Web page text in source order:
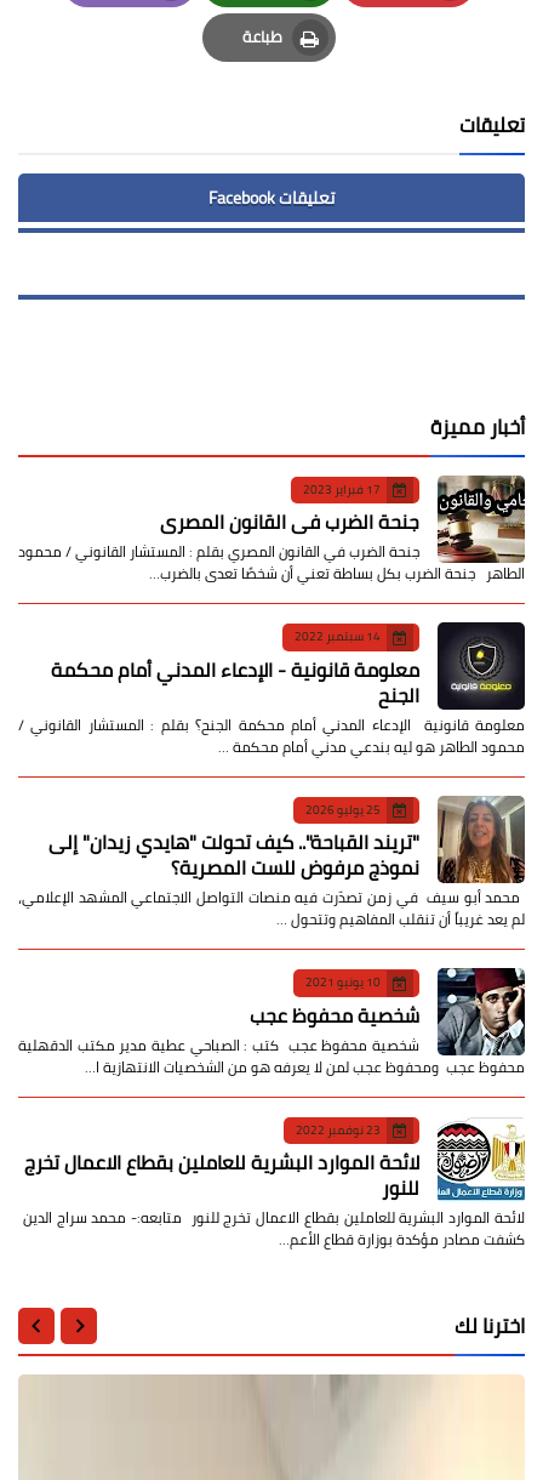
Pinterest
Whatsapp
Email
طباعة
Print
تعليقات
تعليقات Facebook
أخبار مميزة
17 فبراير 2023
جنحة الضرب في القانون المصري
جنحة الضرب في القانون المصري بقلم : المستشار القانوني / محمود
الطاهر جنحة الضرب بكل بساطة تعني أن شخصًا تعدى بالضرب…
14 سبتمبر 2022
معلومة قانونية - الإدعاء المدني أمام محكمة
الجنح
معلومة قانونية الإدعاء المدني أمام محكمة الجنح؟ بقلم : المستشار القانوني /
محمود الطاهر هو ليه بندعي مدني أمام محكمة …
25 يوليو 2026
​"تريند القباحة".. كيف تحولت "هايدي زيدان" إلى
نموذج مرفوض للست المصرية؟
​ محمد أبو سيف ​في زمن تصدّرت فيه منصات التواصل الاجتماعي المشهد الإعلامي،
لم يعد غريباً أن تنقلب المفاهيم وتتحول …
10 يونيو 2021
شخصية محفوظ عجب
شخصية محفوظ عجب كتب : الصباحي عطية مدير مكتب الدقهلية
محفوظ عجب ومحفوظ عجب لمن لا يعرفه هو من الشخصيات الانتهازية ا…
23 نوفمبر 2022
لائحة الموارد البشرية للعاملين بقطاع الاعمال تخرج
للنور
لائحة الموارد البشرية للعاملين بقطاع الاعمال تخرج للنور متابعه:- محمد سراج الدين
كشفت مصادر مؤكدة بوزارة قطاع الأعم…
اخترنا لك